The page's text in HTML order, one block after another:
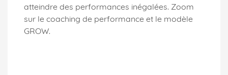
atteindre des performances inégalées. Zoom
sur le coaching de performance et le modèle
GROW.